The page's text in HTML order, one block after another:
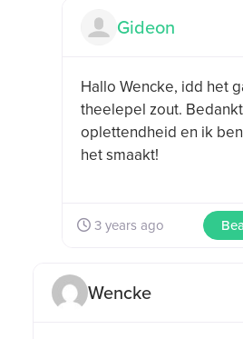
Gideon
Hallo Wencke, idd het
theelepel zout.
oplettendheid en ik
het smaakt!
3 years ago
Wencke